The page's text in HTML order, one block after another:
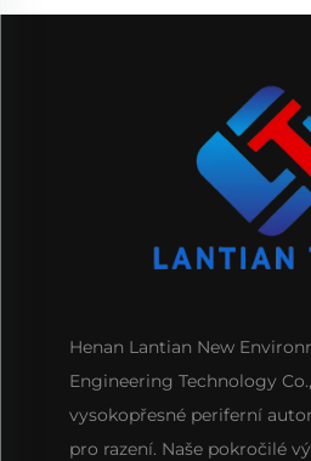
Henan Lantian New
Engineering Technology
vysokopřesné periferní
pro razení. Naše pokročilé